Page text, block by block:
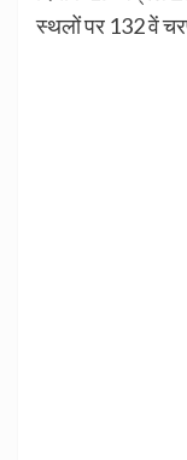
स्थलों पर 132 वें